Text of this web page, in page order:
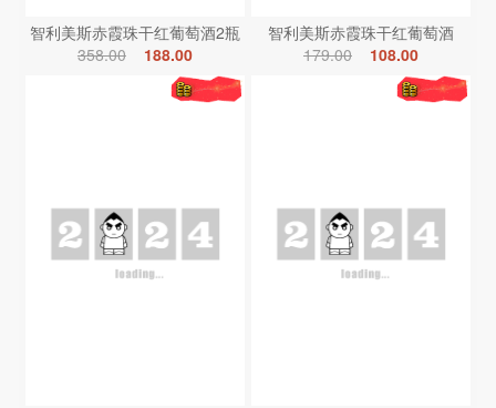
智利美斯赤霞珠干红葡萄酒2瓶
358.00
188.00
智利美斯赤霞珠干红葡萄酒
179.00
108.00